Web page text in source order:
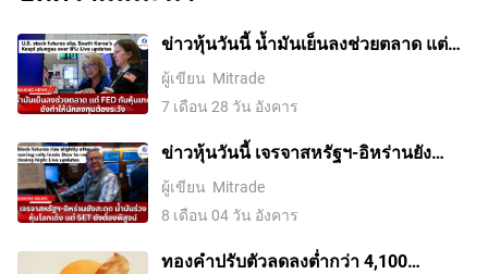
ข่าวหุ้นวันนี้ น้ำมันเย็นลงช่วยตลาด แต่
Fed กับหุ้นเทคยังทำให้นักลงทุนต้องระวัง
ผู้เขียน Mitrade
7 เดือน 28 วัน อังคาร
ข่าวหุ้นวันนี้ เจรจาสหรัฐฯ-อิหร่านยัง
สะดุด น้ำมันร่วง หุ้นโลกเด้ง แต่ SET ยัง
ต้องพิสูจน์
ผู้เขียน Mitrade
8 เดือน 04 วัน อังคาร
ทองคำปรับตัวลดลงต่ำกว่า 4,100